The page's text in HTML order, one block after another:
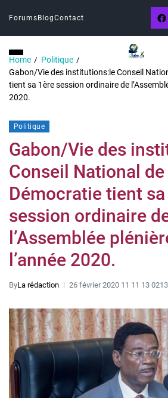
Forums BlogContact
Home
Politique
Gabon/Vie des institutions:le Conseil
tient sa 1ère session ordinaire de
2020.
Politique
Gabon/Vie des
Conseil National de
Démocratie tient
session ordinaire
l’Assemblée
l’année 2020.
ByLa rédaction 26 février 2020 11 11 13